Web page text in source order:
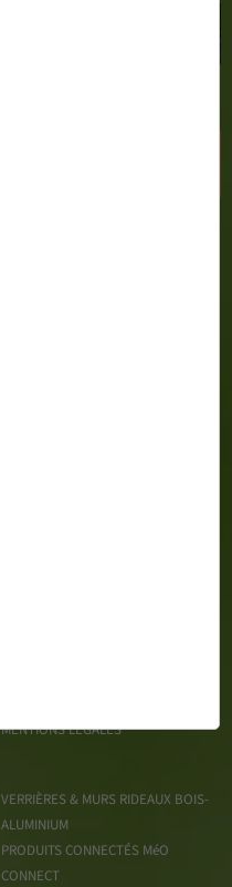
MENTIONS LÉGALES
VERRIÈRES & MURS RIDEAUX BOIS-
ALUMINIUM
PRODUITS CONNECTÉS MéO
CONNECT